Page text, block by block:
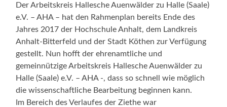
Der Arbeitskreis Hallesche Auenwälder zu Halle (Saale)
e.V. – AHA – hat den Rahmenplan bereits Ende des
Jahres 2017 der Hochschule Anhalt, dem Landkreis
Anhalt-Bitterfeld und der Stadt Köthen zur Verfügung
gestellt. Nun hofft der ehrenamtliche und
gemeinnützige Arbeitskreis Hallesche Auenwälder zu
Halle (Saale) e.V. – AHA -, dass so schnell wie möglich
die wissenschaftliche Bearbeitung beginnen kann.
Im Bereich des Verlaufes der Ziethe war